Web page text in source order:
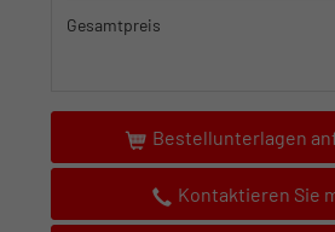
Gesamtpreis
Bestellunterlagen
Kontaktieren Sie